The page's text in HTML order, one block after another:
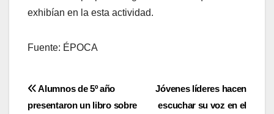
exhibían en la esta actividad.
Fuente: ÉPOCA
Navegación
Jóvenes líderes hacen
escuchar su voz en el
Alumnos de 5º año
presentaron un libro sobre